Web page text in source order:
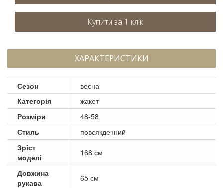
ХАРАКТЕРИСТИКИ
Сезон
весна
Категорія
жакет
Розміри
48-58
Стиль
повсякденний
Зріст
моделі
168 см
Довжина
рукава
65 см